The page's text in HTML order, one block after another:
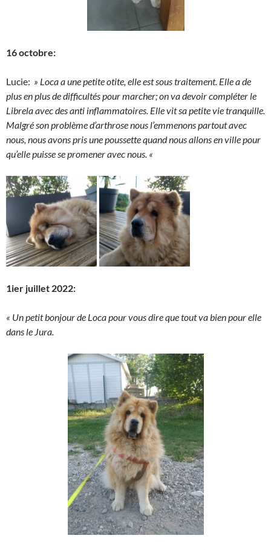
16 octobre:
Lucie: » Loca a une petite otite, elle est sous traitement. Elle a de
plus en plus de difficultés pour marcher; on va devoir compléter le
Librela avec des anti inflammatoires. Elle vit sa petite vie tranquille.
Malgré son problème d’arthrose nous l’emmenons partout avec
nous, nous avons pris une poussette quand nous allons en ville pour
qu’elle puisse se promener avec nous. «
1ier juillet 2022:
« Un petit bonjour de Loca pour vous dire que tout va bien pour elle
dans le Jura.